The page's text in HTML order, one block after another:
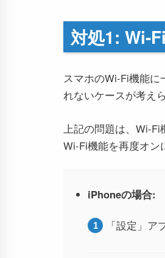
対処1: Wi-
スマホのWi-Fi機能に
れないケースが考え
上記の問題は、Wi-
Wi-Fi機能を再度オン
iPhoneの場合:
「設定」ア